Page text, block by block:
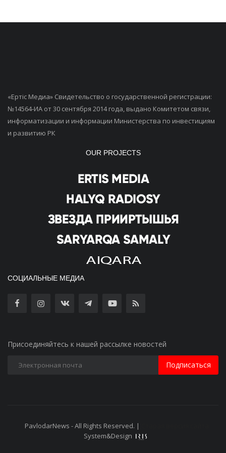
«Ертiс Медиа» Свидетельство о государственной регистрации:
№14564-ИА от 30 сентября 2014 года, выдано Комитетом связи,
информатизации и информации Министерства по инвестициям
и развитию РК
OUR PROJECTS
СОЦИАЛЬНЫЕ МЕДИА
Присоединяйтесь к нашей рассылке новостей
Подписаться
PavlodarNews - All Rights Reserved. |
System&Design